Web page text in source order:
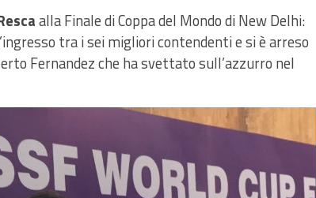
alla Finale di Coppa del Mondo di New Delhi:
tra i sei migliori contendenti e si è arreso
Fernandez che ha svettato sull’azzurro nel